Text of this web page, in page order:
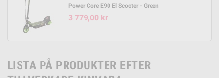
Power Core E90 El Scooter - Green
3 779,00 kr
LISTA PÅ PRODUKTER EFTER